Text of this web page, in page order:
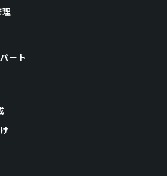
ート